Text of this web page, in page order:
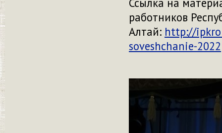
работников
Алтай: http://
soveshchanie-2022